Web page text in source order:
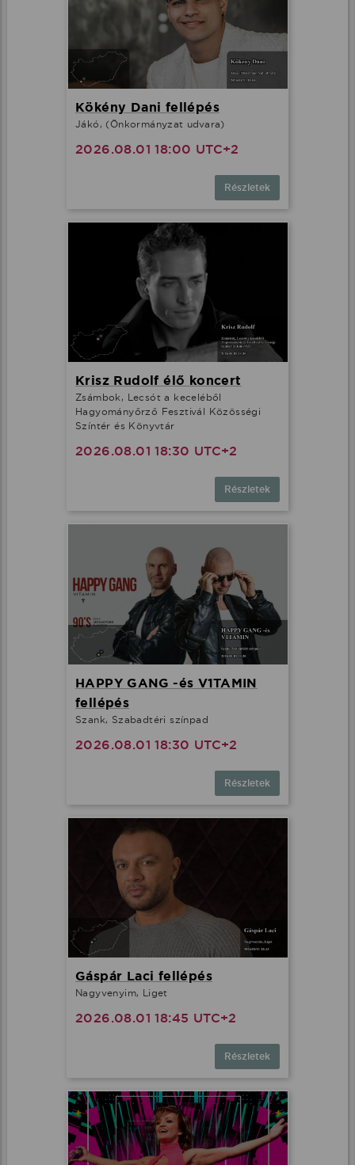
Kökény Dani fellépés
Jákó, (Önkormányzat udvara)
2026.08.01 18:00 UTC+2
Részletek
Krisz Rudolf élő koncert
Zsámbok, Lecsót a keceléből
Hagyományőrző Fesztivál Közösségi
Színtér és Könyvtár
2026.08.01 18:30 UTC+2
Részletek
HAPPY GANG -és V1TAMIN
fellépés
Szank, Szabadtéri színpad
2026.08.01 18:30 UTC+2
Részletek
Gáspár Laci fellépés
Nagyvenyim, Liget
2026.08.01 18:45 UTC+2
Részletek